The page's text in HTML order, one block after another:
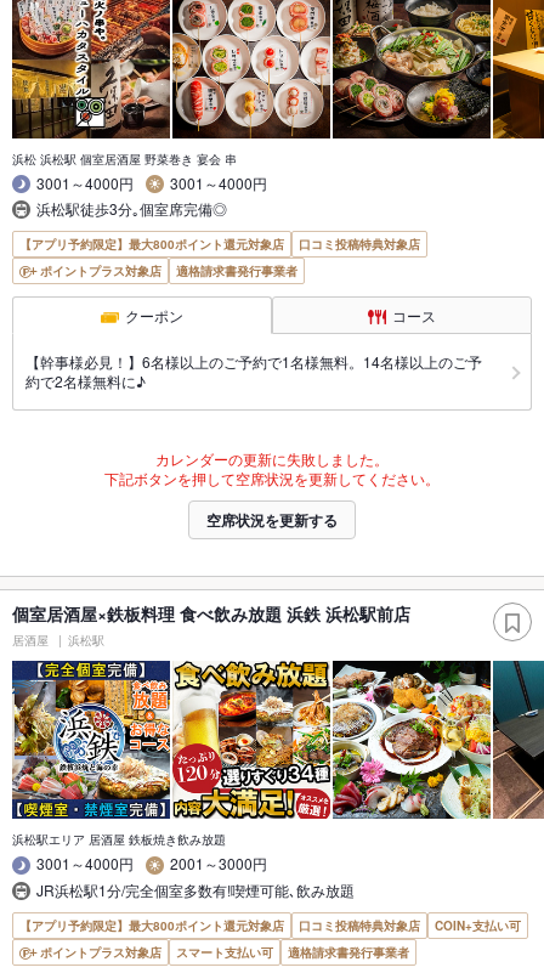
浜松 浜松駅 個室居酒屋 野菜巻き 宴会 串
3001～4000円
3001～4000円
浜松駅徒歩3分｡個室席完備◎
【アプリ予約限定】最大800ポイント還元対象店
口コミ投稿特典対象店
ポイントプラス対象店
適格請求書発行事業者
クーポン コース
【幹事様必見！】6名様以上のご予約で1名様無料。14名様以上のご予
約で2名様無料に♪
カレンダーの更新に失敗しました。
下記ボタンを押して空席状況を更新してください。
空席状況を更新する
個室居酒屋×鉄板料理 食べ飲み放題 浜鉄 浜松駅前店
居酒屋 浜松駅
浜松駅エリア 居酒屋 鉄板焼き飲み放題
3001～4000円
2001～3000円
JR浜松駅1分/完全個室多数有!喫煙可能､飲み放題
【アプリ予約限定】最大800ポイント還元対象店 口コミ投稿特典対象店
COIN+支払い可
ポイントプラス対象店
スマート支払い可 適格請求書発行事業者